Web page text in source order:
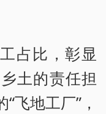
占比，彰显
土的责任担
飞地工厂”，